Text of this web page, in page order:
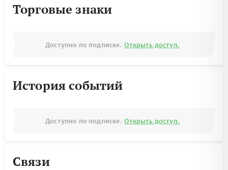
Торговые знаки
Доступно по подписке. Открыть доступ.
История событий
Доступно по подписке. Открыть доступ.
Связи